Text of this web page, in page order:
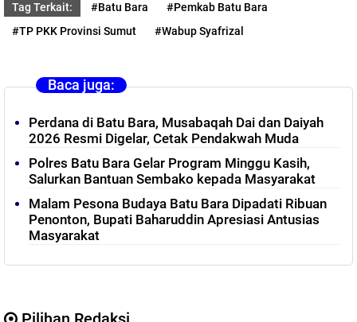
Tag Terkait: #Batu Bara
#Pemkab Batu Bara
#TP PKK Provinsi Sumut
#Wabup Syafrizal
Baca juga:
Perdana di Batu Bara, Musabaqah Dai dan Daiyah
2026 Resmi Digelar, Cetak Pendakwah Muda
Polres Batu Bara Gelar Program Minggu Kasih,
Salurkan Bantuan Sembako kepada Masyarakat
Malam Pesona Budaya Batu Bara Dipadati Ribuan
Penonton, Bupati Baharuddin Apresiasi Antusias
Masyarakat